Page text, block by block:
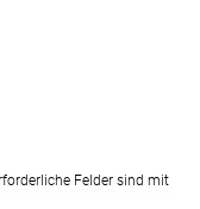
Felder sind mit